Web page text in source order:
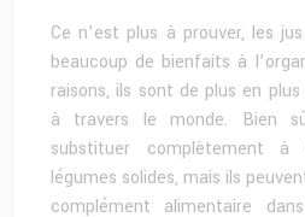
Ce n’est plus à prouver, les
beaucoup de bienfaits à
raisons, ils sont de plus en
à travers le monde. Bien
substituer complètement à
légumes solides, mais ils
complément alimentaire